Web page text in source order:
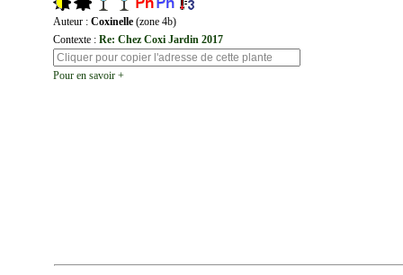
Auteur : Coxinelle (zone 4b)
Contexte : Re: Chez Coxi Jardin 2017
Pour en savoir +